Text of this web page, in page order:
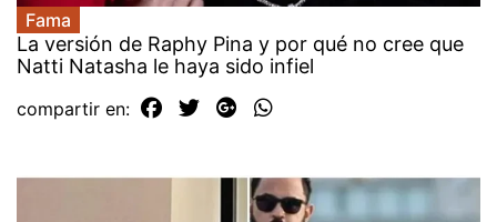
Fama
La versión de Raphy Pina y por qué no cree que
Natti Natasha le haya sido infiel
compartir en: